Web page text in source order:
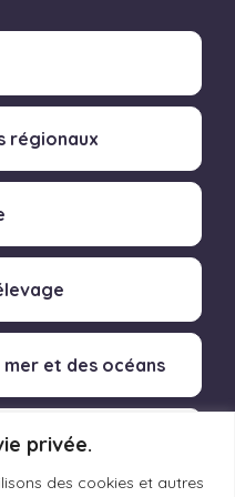
privée.
des cookies et autres
régionaux
mer et des océans
artisanaux